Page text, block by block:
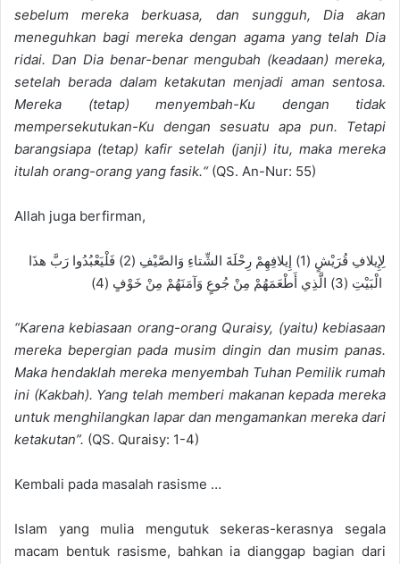
sebelum mereka berkuasa, dan sungguh, Dia akan
meneguhkan bagi mereka dengan agama yang telah Dia
ridai. Dan Dia benar-benar mengubah (keadaan) mereka,
setelah berada dalam ketakutan menjadi aman sentosa.
Mereka (tetap) menyembah-Ku dengan tidak
mempersekutukan-Ku dengan sesuatu apa pun. Tetapi
barangsiapa (tetap) kafir setelah (janji) itu, maka mereka
itulah orang-orang yang fasik.“(QS. An-Nur: 55)
Allah juga berfirman,
لِإِيلافِ قُرَيْشٍ (1) إِيلافِهِمْ رِحْلَةَ الشِّتاءِ وَالصَّيْفِ (2) فَلْيَعْبُدُوا رَبَّ هذَا
الْبَيْتِ (3) الَّذِي أَطْعَمَهُمْ مِنْ جُوعٍ وَآمَنَهُمْ مِنْ خَوْفٍ (4)
“Karena kebiasaan orang-orang Quraisy, (yaitu) kebiasaan
mereka bepergian pada musim dingin dan musim panas.
Maka hendaklah mereka menyembah Tuhan Pemilik rumah
ini (Kakbah). Yang telah memberi makanan kepada mereka
untuk menghilangkan lapar dan mengamankan mereka dari
ketakutan”. (QS. Quraisy: 1-4)
Kembali pada masalah rasisme …
Islam yang mulia mengutuk sekeras-kerasnya segala
macam bentuk rasisme, bahkan ia dianggap bagian dari